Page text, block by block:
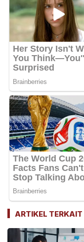
ARTIKEL TERKAIT